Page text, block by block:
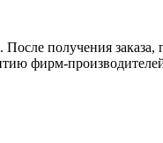
получения заказа,
фирм-